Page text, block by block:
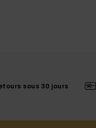
sous 30 jours